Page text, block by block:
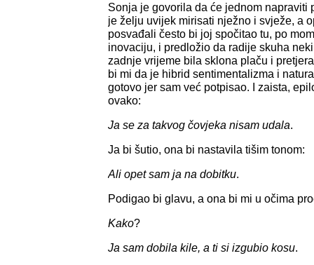
Sonja je govorila da će jednom napraviti
je želju uvijek mirisati nježno i svježe, a
posvađali često bi joj spočitao tu, po
inovaciju, i predložio da radije skuha
zadnje vrijeme bila sklona plaču i
bi mi da je hibrid sentimentalizma i
gotovo jer sam već potpisao. I zaista,
ovako:
Ja se za takvog čovjeka nisam udala.
Ja bi šutio, ona bi nastavila tišim tonom:
Ali opet sam ja na dobitku.
Podigao bi glavu, a ona bi mi u očima
Kako?
Ja sam dobila kile, a ti si izgubio kosu.